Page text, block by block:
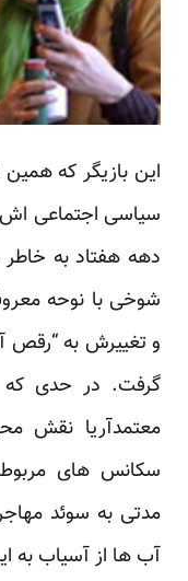
این بازیگر که
سیاسی اجتماعی اش
دهه هفتاد به
شوخی با نوحه
و تغییرش به “رقص
گرفت. در حدی که
معتمدآریا نقش
سکانس های مربوط
مدتی به سوئد
آب ها از آسیاب به